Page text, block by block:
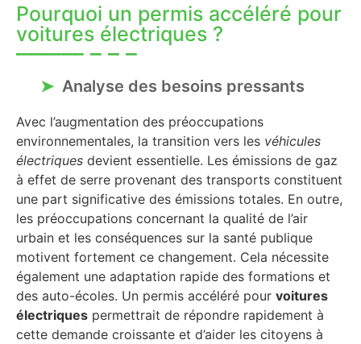
Pourquoi un permis accéléré pour
voitures électriques ?
Analyse des besoins pressants
Avec l’augmentation des préoccupations
environnementales, la transition vers les véhicules
électriques devient essentielle. Les émissions de gaz
à effet de serre provenant des transports constituent
une part significative des émissions totales. En outre,
les préoccupations concernant la qualité de l’air
urbain et les conséquences sur la santé publique
motivent fortement ce changement. Cela nécessite
également une adaptation rapide des formations et
des auto-écoles. Un permis accéléré pour voitures
électriques permettrait de répondre rapidement à
cette demande croissante et d’aider les citoyens à